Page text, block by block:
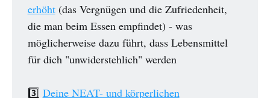
erhöht(das Vergnügen und die Zufriedenheit,
die man beim Essen empfindet) - was
möglicherweise dazu führt, dass Lebensmittel
für dich "unwiderstehlich" werden
3️⃣ Deine NEAT- und körperlichen